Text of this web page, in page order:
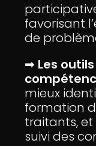
favorisant
de
➡ Les
mieux
formation
traitants, et
suivi des